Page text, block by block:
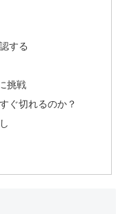
する
挑戦
ぐ切れるのか？